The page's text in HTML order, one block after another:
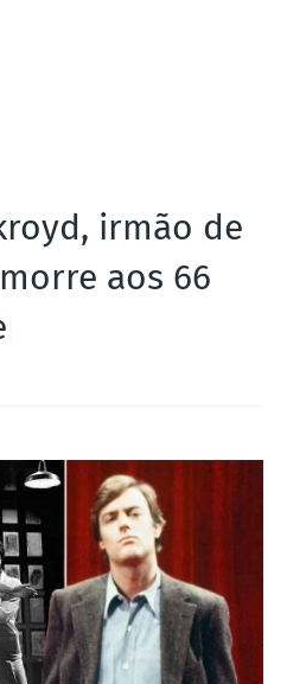
irmão de
aos 66